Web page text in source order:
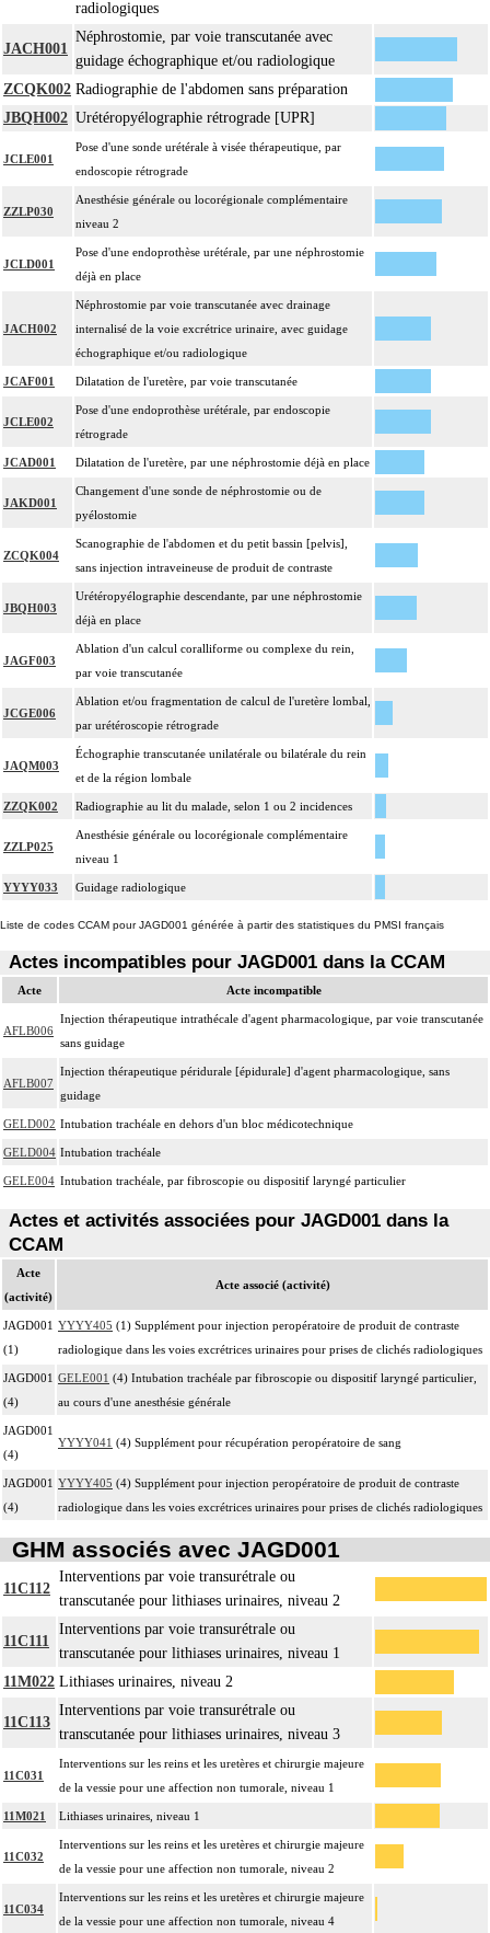
radiologiques
JACH001
Néphrostomie, par voie transcutanée avec
guidage échographique et/ou radiologique
ZCQK002 Radiographie de l'abdomen sans préparation
JBQH002 Urétéropyélographie rétrograde [UPR]
JCLE001
Pose d'une sonde urétérale à visée thérapeutique, par
endoscopie rétrograde
ZZLP030
Anesthésie générale ou locorégionale complémentaire
niveau 2
JCLD001
Pose d'une endoprothèse urétérale, par une néphrostomie
déjà en place
JACH002
Néphrostomie par voie transcutanée avec drainage
internalisé de la voie excrétrice urinaire, avec guidage
échographique et/ou radiologique
JCAF001 Dilatation de l'uretère, par voie transcutanée
JCLE002
Pose d'une endoprothèse urétérale, par endoscopie
rétrograde
JCAD001 Dilatation de l'uretère, par une néphrostomie déjà en place
JAKD001
Changement d'une sonde de néphrostomie ou de
pyélostomie
ZCQK004
Scanographie de l'abdomen et du petit bassin [pelvis],
sans injection intraveineuse de produit de contraste
JBQH003
Urétéropyélographie descendante, par une néphrostomie
déjà en place
JAGF003
Ablation d'un calcul coralliforme ou complexe du rein,
par voie transcutanée
JCGE006
Ablation et/ou fragmentation de calcul de l'uretère lombal,
par urétéroscopie rétrograde
JAQM003
Échographie transcutanée unilatérale ou bilatérale du rein
et de la région lombale
ZZQK002 Radiographie au lit du malade, selon 1 ou 2 incidences
ZZLP025
Anesthésie générale ou locorégionale complémentaire
niveau 1
YYYY033 Guidage radiologique
Liste de codes CCAM pour JAGD001 générée à partir des statistiques du PMSI français
Actes incompatibles pour JAGD001 dans la CCAM
Acte Acte incompatible
AFLB006
Injection thérapeutique intrathécale d'agent pharmacologique, par voie transcutanée
sans guidage
AFLB007
Injection thérapeutique péridurale [épidurale] d'agent pharmacologique, sans
guidage
GELD002 Intubation trachéale en dehors d'un bloc médicotechnique
GELD004 Intubation trachéale
GELE004 Intubation trachéale, par fibroscopie ou dispositif laryngé particulier
Actes et activités associées pour JAGD001 dans la
CCAM
Acte
(activité)
Acte associé (activité)
JAGD001
(1)
YYYY405 (1) Supplément pour injection peropératoire de produit de contraste
radiologique dans les voies excrétrices urinaires pour prises de clichés radiologiques
JAGD001
(4)
GELE001 (4) Intubation trachéale par fibroscopie ou dispositif laryngé particulier,
au cours d'une anesthésie générale
JAGD001
(4)
YYYY041 (4) Supplément pour récupération peropératoire de sang
JAGD001
(4)
YYYY405 (4) Supplément pour injection peropératoire de produit de contraste
radiologique dans les voies excrétrices urinaires pour prises de clichés radiologiques
GHM associés avec JAGD001
11C112
Interventions par voie transurétrale ou
transcutanée pour lithiases urinaires, niveau 2
11C111
Interventions par voie transurétrale ou
transcutanée pour lithiases urinaires, niveau 1
11M022 Lithiases urinaires, niveau 2
11C113
Interventions par voie transurétrale ou
transcutanée pour lithiases urinaires, niveau 3
11C031
Interventions sur les reins et les uretères et chirurgie majeure
de la vessie pour une affection non tumorale, niveau 1
11M021 Lithiases urinaires, niveau 1
11C032
Interventions sur les reins et les uretères et chirurgie majeure
de la vessie pour une affection non tumorale, niveau 2
11C034
Interventions sur les reins et les uretères et chirurgie majeure
de la vessie pour une affection non tumorale, niveau 4